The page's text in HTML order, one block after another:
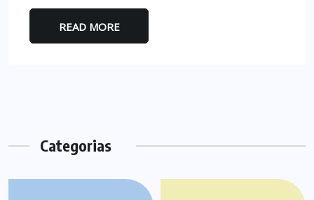
READ MORE
Categorias